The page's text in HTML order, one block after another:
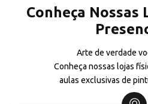
Conheça Nossas
Arte de verdade
Conheça nossas lojas
aulas exclusivas de